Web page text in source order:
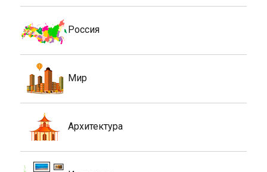
Спецтехника
Новости строительства и недвижимости
сайта компании /